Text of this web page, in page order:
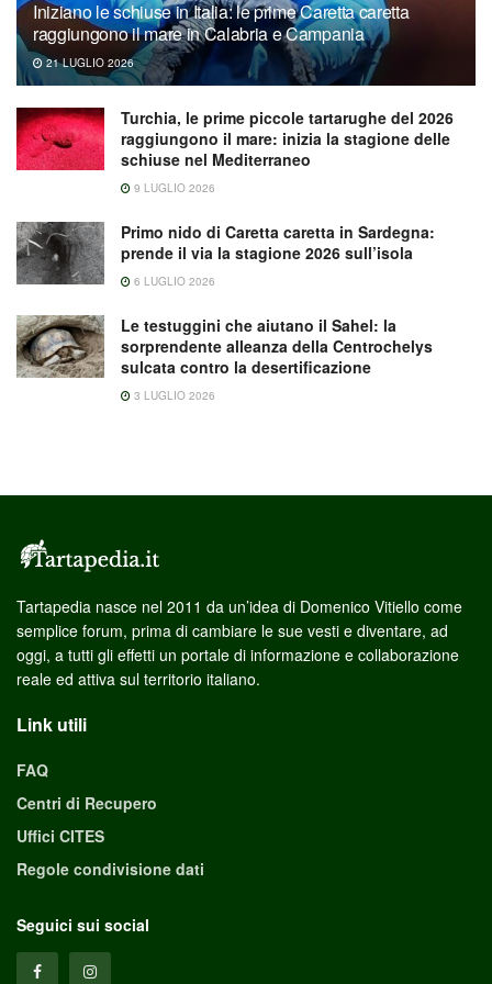
Iniziano le schiuse in Italia: le prime Caretta caretta
raggiungono il mare in Calabria e Campania
21 LUGLIO 2026
Turchia, le prime piccole tartarughe del 2026
raggiungono il mare: inizia la stagione delle
schiuse nel Mediterraneo
9 LUGLIO 2026
Primo nido di Caretta caretta in Sardegna:
prende il via la stagione 2026 sull’isola
6 LUGLIO 2026
Le testuggini che aiutano il Sahel: la
sorprendente alleanza della Centrochelys
sulcata contro la desertificazione
3 LUGLIO 2026
Tartapedia nasce nel 2011 da un’idea di Domenico Vitiello come
semplice forum, prima di cambiare le sue vesti e diventare, ad
oggi, a tutti gli effetti un portale di informazione e collaborazione
reale ed attiva sul territorio italiano.
Link utili
FAQ
Centri di Recupero
Uffici CITES
Regole condivisione dati
Seguici sui social